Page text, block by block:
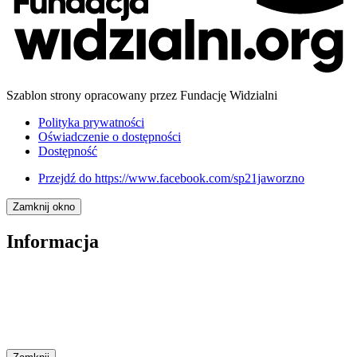
Szablon strony opracowany przez Fundację Widzialni
Polityka prywatności
Oświadczenie o dostępności
Dostępność
Przejdź do https://www.facebook.com/sp21jaworzno
Zamknij okno
Informacja